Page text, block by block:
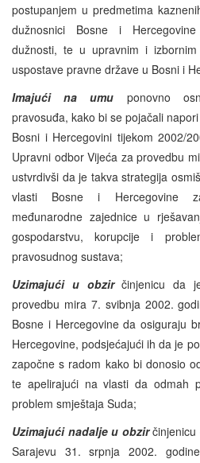
postupanjem u predmetima
dužnosnici Bosne i
dužnosti, te u upravnim i
uspostave pravne države u Bosni i
Imajući na umu ponovno
pravosuđa, kako bi se pojačali
Bosni i Hercegovini tijekom 2002/
Upravni odbor Vijeća za provedbu
ustvrdivši da je takva strategija
vlasti Bosne i Hercegovine
međunarodne zajednice u
gospodarstvu, korupcije i
pravosudnog sustava;
Uzimajući u obzirčinjenicu da
provedbu mira 7. svibnja 2002.
Bosne i Hercegovine da osiguraju
Hercegovine, podsjećajući ih da je
započne s radom kako bi donosio
te apelirajući na vlasti da odmah
problem smještaja Suda;
Uzimajući nadalje u obzirčinjenicu
Sarajevu 31. srpnja 2002.